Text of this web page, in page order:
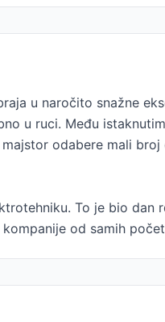
u naročito snažne
u ruci. Među
odabere mali
To je bio dan
od samih